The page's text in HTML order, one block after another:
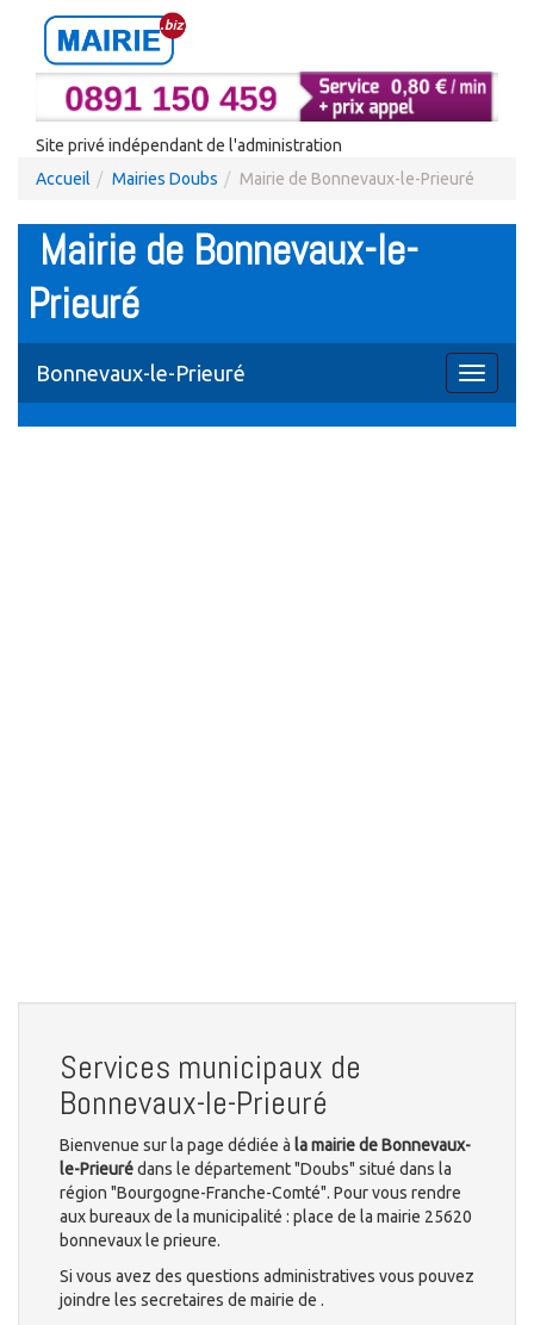
Site privé indépendant de l'administration
Accueil
Mairies Doubs Mairie de Bonnevaux-le-Prieuré
Mairie de Bonnevaux-le-
Prieuré
Toggle
Bonnevaux-le-Prieuré
Services municipaux de
Bonnevaux-le-Prieuré
Bienvenue sur la page dédiée à la mairie de Bonnevaux-
le-Prieurédans le département "Doubs" situé dans la
région "Bourgogne-Franche-Comté". Pour vous rendre
aux bureaux de la municipalité : place de la mairie 25620
bonnevaux le prieure.
Si vous avez des questions administratives vous pouvez
joindre les secretaires de mairie de .